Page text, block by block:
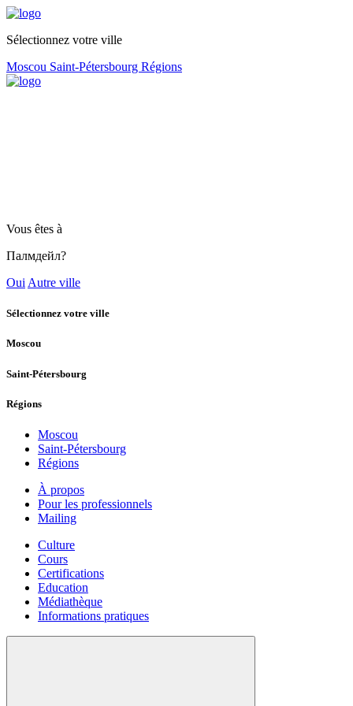
Sélectionnez votre ville
Moscou Saint-Pétersbourg Régions
Vous êtes à
Палмдейл?
Oui Autre ville
Sélectionnez votre ville
Moscou
Saint-Pétersbourg
Régions
Moscou
Saint-Pétersbourg
Régions
À propos
Pour les professionnels
Mailing
Culture
Cours
Certifications
Education
Médiathèque
Informations pratiques